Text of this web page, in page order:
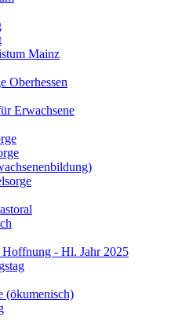
Mainz
Oberhessen
Erwachsene
Hoffnung - Hl. Jahr 2025
(ökumenisch)